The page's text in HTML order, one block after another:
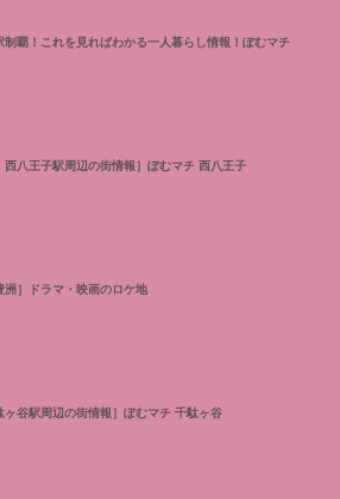
制覇！これを見ればわかる一人暮らし情報！ぽむマチ
西八王子駅周辺の街情報］ぽむマチ 西八王子
洲］ドラマ・映画のロケ地
谷駅周辺の街情報］ぽむマチ 千駄ヶ谷